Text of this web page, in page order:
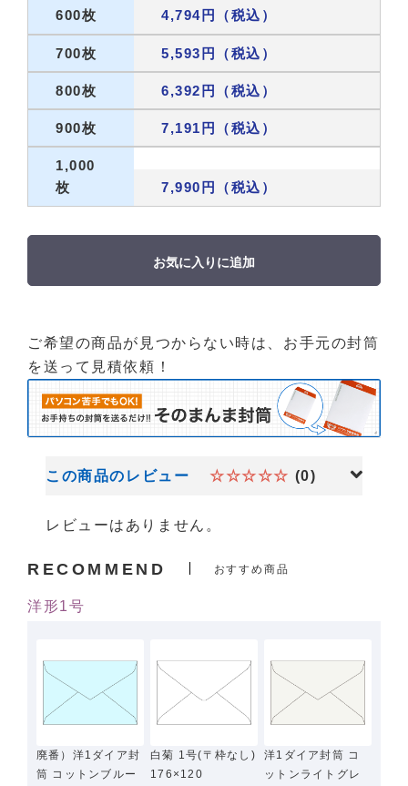
600枚 4,794円（税込）
700枚 5,593円（税込）
800枚 6,392円（税込）
900枚 7,191円（税込）
1,000
枚
7,990円（税込）
お気に入りに追加
ご希望の商品が見つからない時は、お手元の封筒
を送って見積依頼！
この商品のレビュー ☆☆☆☆☆ (0)
レビューはありません。
RECOMMEND おすすめ商品
洋形1号
廃番）洋1ダイア封
筒 コットンブルー
白菊 1号(〒枠なし)
176×120
洋1ダイア封筒 コ
ットンライトグレ